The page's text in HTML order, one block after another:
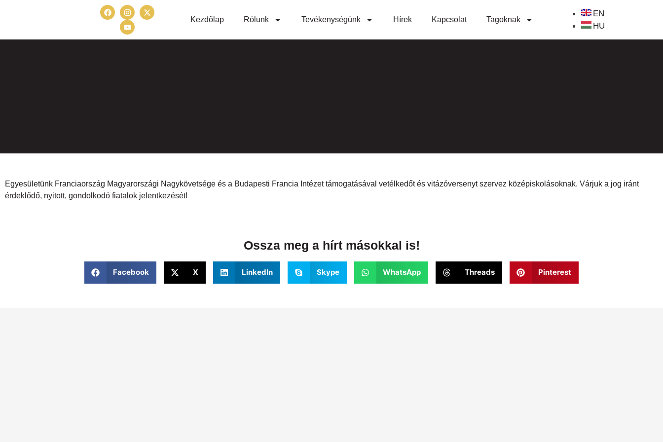
Kezdőlap Rólunk Tevékenységünk Hírek Kapcsolat Tagoknak
EN
HU
Egyesületünk Franciaország Magyarországi Nagykövetsége és a Budapesti Francia Intézet támogatásával vetélkedőt és vitázóversenyt szervez középiskolásoknak. Várjuk a jog iránt
érdeklődő, nyitott, gondolkodó fiatalok jelentkezését!
Ossza meg a hírt másokkal is!
Facebook X LinkedIn Skype WhatsApp Threads Pinterest